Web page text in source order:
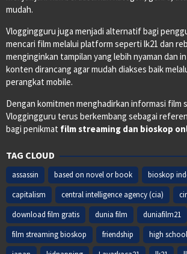
mudah.
Vloggingguru juga menjadi alternatif bagi
mencari film melalui platform seperti lk21 dan
menginginkan tampilan yang lebih nyaman dan
konten dirancang agar mudah diakses baik
perangkat mobile.
Dengan komitmen menghadirkan informasi film
Vloggingguru terus berkembang sebagai
bagi penikmat film streaming dan bioskop
TAG CLOUD
assassin based on novel or book bioskop
capitalism
central intelligence agency (cia)
download film gratis
dunia film duniafilm21
film streaming bioskop
friendship high school